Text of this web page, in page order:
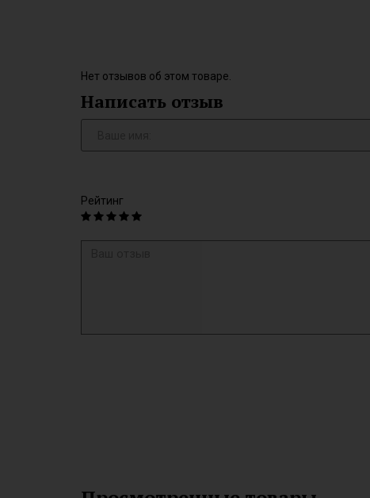
Нет отзывов об этом товаре.
Написать отзыв
Рейтинг